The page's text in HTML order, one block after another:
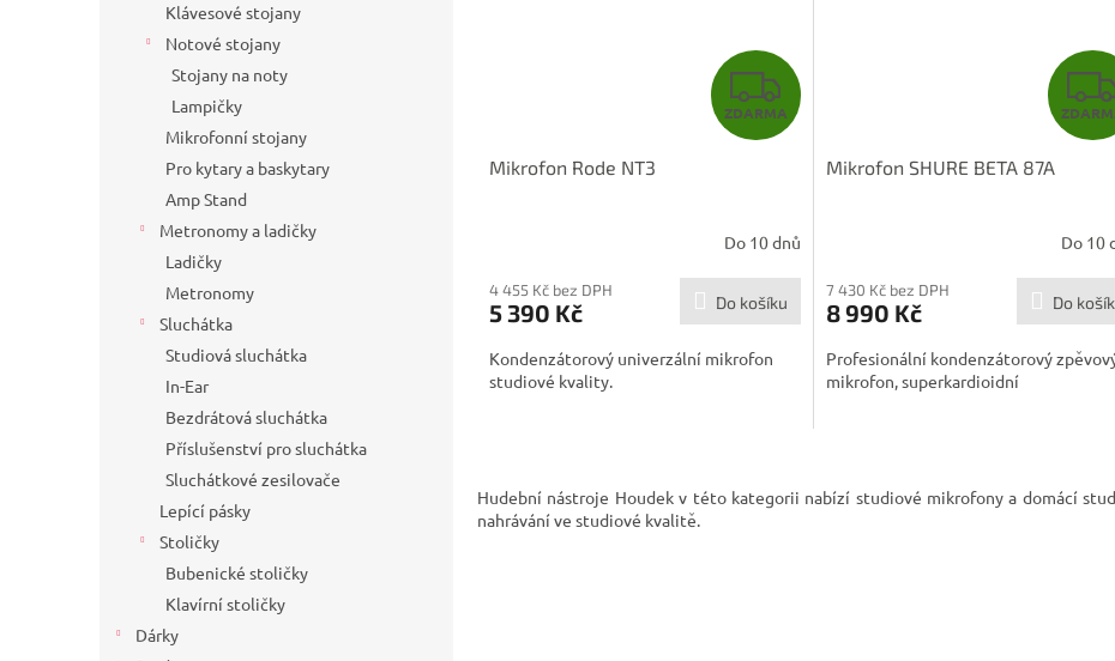
Klávesové stojany
Notové stojany
Stojany na noty
Lampičky
Mikrofonní stojany
Pro kytary a baskytary
Amp Stand
Metronomy a ladičky
Ladičky
Metronomy
Sluchátka
Studiová sluchátka
In-Ear
Bezdrátová sluchátka
Příslušenství pro sluchátka
Sluchátkové zesilovače
Lepící pásky
Stoličky
Bubenické stoličky
Klavírní stoličky
Dárky
Z
D
R
M
A
ZDARMA
Mikrofon Rode NT3
Do 10 dnů
4 455 Kč bez DPH
5 390 Kč Do košíku
Kondenzátorový univerzální mikrofon
studiové kvality.
Mikrofon SHURE BETA 87A
Do 10
7 430 Kč bez DPH
8 990 Kč Do
Profesionální kondenzátorový
mikrofon, superkardioidní
l
Hudební nástroje Houdek v této kategorii nabízí studiové mikrofony a domácí
nahrávání ve studiové kvalitě.